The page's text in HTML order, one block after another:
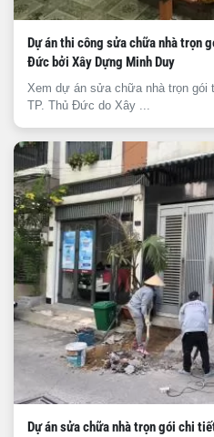
Dự án thi công sửa chữa nhà trọn
Đức bởi Xây Dựng Minh Duy
Xem dự án sửa chữa nhà trọn gói
TP. Thủ Đức do Xây ...
Dự án sửa chữa nhà trọn gói chi